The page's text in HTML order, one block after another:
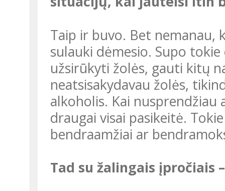
Taip ir buvo. Bet nemanau, kad balta varna būti blogai, visad
sulauki dėmesio. Supo
užsirūkyti žolės, gauti kitų
neatsisakydavau žolės,
alkoholis. Kai
draugai visai pasikeitė.
bendraamžiai ar
Tad su žalingais įpročiais